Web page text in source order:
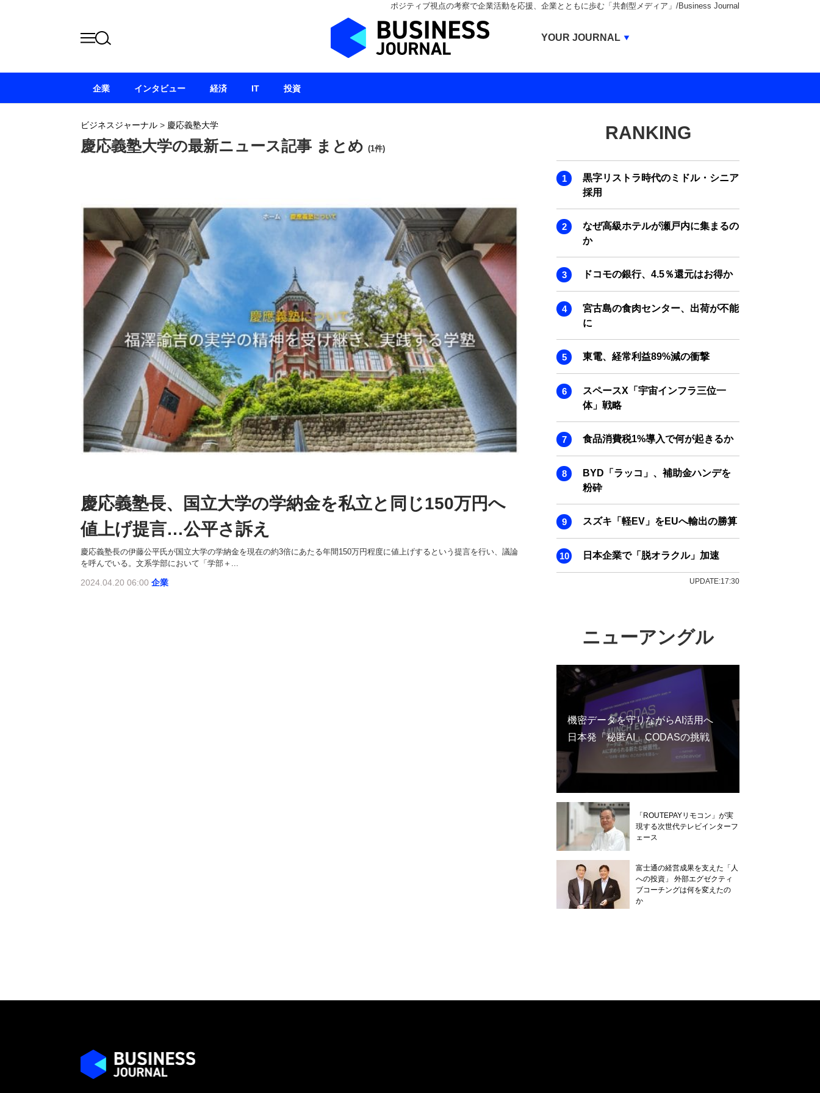
ポジティブ視点の考察で企業活動を応援、企業とともに歩む「共創型メディア」/Business Journal
ビジネスジャーナル > 慶応義塾大学
慶応義塾大学の最新ニュース記事 まとめ (1件)
慶応義塾長、国立大学の学納金を私立と同じ150万円へ
値上げ提言…公平さ訴え
慶応義塾長の伊藤公平氏が国立大学の学納金を現在の約3倍にあたる年間150万円程度に値上げするという提言を行い、議論
を呼んでいる。文系学部において「学部＋...
2024.04.20 06:00 企業
RANKING
黒字リストラ時代のミドル・シニア
採用
なぜ高級ホテルが瀬戸内に集まるの
か
ドコモの銀行、4.5％還元はお得か
宮古島の食肉センター、出荷が不能
に
東電、経常利益89%減の衝撃
スペースX「宇宙インフラ三位一
体」戦略
食品消費税1%導入で何が起きるか
BYD「ラッコ」、補助金ハンデを
粉砕
スズキ「軽EV」をEUへ輸出の勝算
日本企業で「脱オラクル」加速
UPDATE:17:30
ニューアングル
機密データを守りながらAI活用へ
日本発「秘匿AI」CODASの挑戦
「ROUTEPAYリモコン」が実
現する次世代テレビインターフ
ェース
富士通の経営成果を支えた「人
への投資」 外部エグゼクティ
ブコーチングは何を変えたの
か
企業 インタビュー 経済 IT 投資
YOUR JOURNAL
BUSINESS JOURNAL
IVS JOURNAL
ENERGY MANAGEMENT JOURNAL
INBOUND JOURNAL
LIFE ENDING JOURNAL
AI JOURNAL
SMART MARKETING JOURNAL
ADOPTABLE DOG JOURNAL